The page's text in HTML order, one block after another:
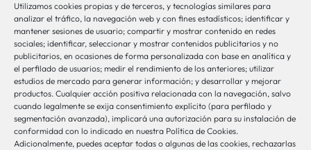
Utilizamos cookies propias y de terceros, y tecnologías similares para
analizar el tráfico, la navegación web y con fines estadísticos; identificar y
mantener sesiones de usuario; compartir y mostrar contenido en redes
sociales; identificar, seleccionar y mostrar contenidos publicitarios y no
publicitarios, en ocasiones de forma personalizada con base en analítica y
el perfilado de usuarios; medir el rendimiento de los anteriores; utilizar
estudios de mercado para generar información; y desarrollar y mejorar
productos. Cualquier acción positiva relacionada con la navegación, salvo
cuando legalmente se exija consentimiento explícito (para perfilado y
segmentación avanzada), implicará una autorización para su instalación de
conformidad con lo indicado en nuestra Política de Cookies.
Adicionalmente, puedes aceptar todas o algunas de las cookies, rechazarlas
bio-sistemak@bio-sistemak.eus
944 00 77 90
Otros Enlaces